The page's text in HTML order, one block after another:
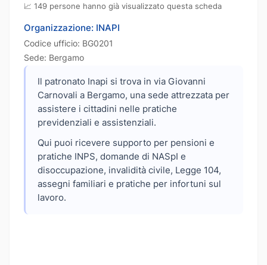
📈 149 persone hanno già visualizzato questa scheda
Organizzazione: INAPI
Codice ufficio: BG0201
Sede: Bergamo
Il patronato Inapi si trova in via Giovanni
Carnovali a Bergamo, una sede attrezzata per
assistere i cittadini nelle pratiche
previdenziali e assistenziali.
Qui puoi ricevere supporto per pensioni e
pratiche INPS, domande di NASpI e
disoccupazione, invalidità civile, Legge 104,
assegni familiari e pratiche per infortuni sul
lavoro.